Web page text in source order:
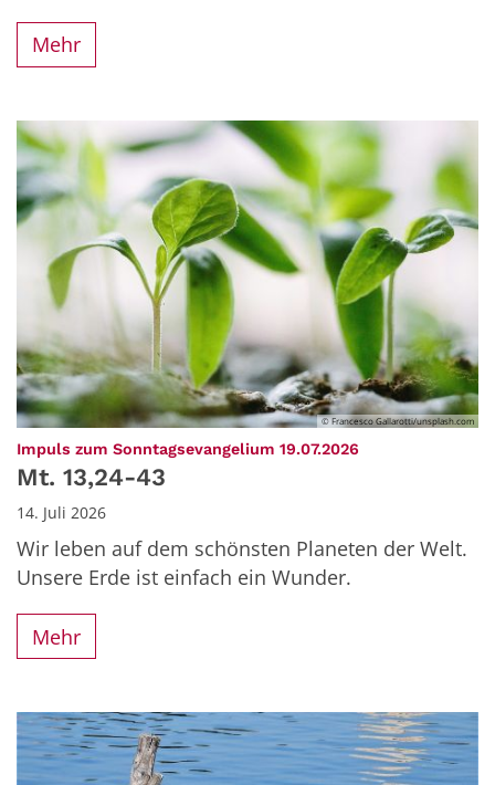
Mehr
© Francesco Gallarotti/unsplash.com
Impuls zum Sonntagsevangelium 19.07.2026
Mt. 13,24-43
14. Juli 2026
Wir leben auf dem schönsten Planeten der Welt.
Unsere Erde ist einfach ein Wunder.
Mehr